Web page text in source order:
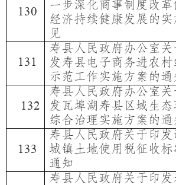
130
一步深化商事制度改革
经济持续健康发展的实
见
131
寿县人民政府办公室关
发寿县电子商务进农村
示范工作实施方案的通
132
寿县人民政府办公室关
发瓦埠湖寿县区域生态
综合治理实施方案的通
133
寿县人民政府关于印发
城镇土地使用税征收标
通知
寿县人民政府关于印发